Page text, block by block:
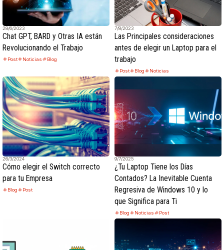
28/6/2023
Chat GPT, BARD y Otras IA están
Revolucionando el Trabajo
Post Noticias Blog
7/8/2023
Las Principales consideraciones
antes de elegir un Laptop para el
trabajo
Post Blog Noticias
26/3/2024
Cómo elegir el Switch correcto
para tu Empresa
Blog Post
9/7/2025
¿Tu Laptop Tiene los Días
Contados? La Inevitable Cuenta
Regresiva de Windows 10 y lo
que Significa para Ti
Blog Noticias Post